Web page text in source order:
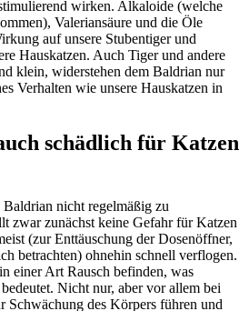
wirken. Alkaloide (welche
Valeriansäure und die Öle
auf unsere Stubentiger und
Hauskatzen. Auch Tiger und andere
klein, widerstehen dem Baldrian nur
Verhalten wie unsere Hauskatzen in
schädlich für Katzen
nicht regelmäßig zu
zwar zunächst keine Gefahr für Katzen
(zur Enttäuschung der Dosenöffner,
betrachten) ohnehin schnell verflogen.
einer Art Rausch befinden, was
Nicht nur, aber vor allem bei
Schwächung des Körpers führen und